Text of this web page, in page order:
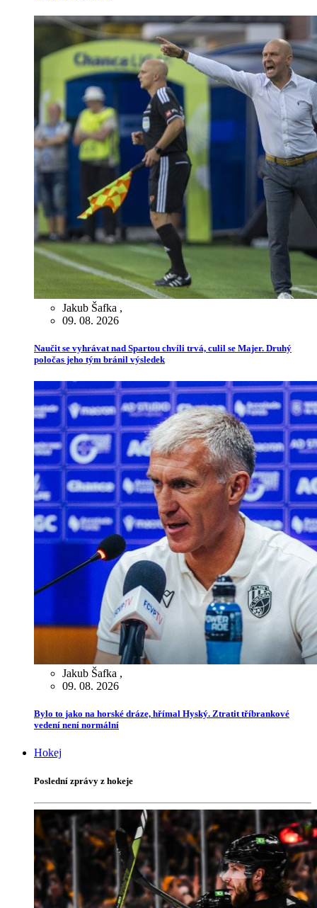
Jakub Šafka ,
09. 08. 2026
Naučit se vyhrávat nad Spartou chvíli trvá, culil se Majer. Druhý
poločas jeho tým bránil výsledek
Jakub Šafka ,
09. 08. 2026
Bylo to jako na horské dráze, hřímal Hyský. Ztratit tříbrankové
vedení není normální
Hokej
Poslední zprávy z hokeje